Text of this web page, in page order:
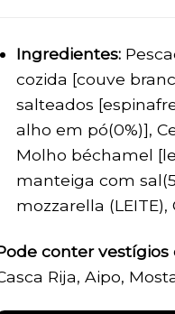
Ingredientes:
cozida [couve
salteados
alho em pó(0%)],
Molho béchamel
manteiga com
mozzarella
conter vestígios
Rija, Aipo,